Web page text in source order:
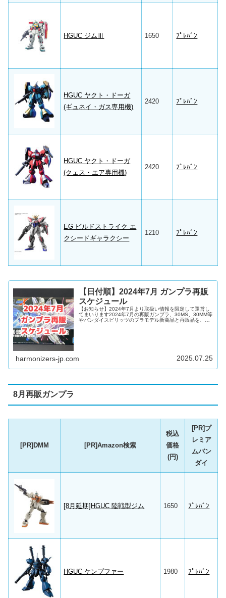
HGUC ジムⅢ 1650 ﾌﾟﾚﾊﾞﾝ
HGUC ヤクト・ドーガ
(ギュネイ・ガス専用機)
2420 ﾌﾟﾚﾊﾞﾝ
HGUC ヤクト・ドーガ
(クェス・エア専用機)
2420 ﾌﾟﾚﾊﾞﾝ
EG ビルドストライク エ
クシードギャラクシー
1210 ﾌﾟﾚﾊﾞﾝ
【日付順】2024年7月 ガンプラ再販
スケジュール
【お知らせ】2024年7月より取扱い情報を限定して運営し
てまいります2024年7月の再販ガンプラ、30MS、30MM等
やバンダイスピリッツのプラモデル新商品と再販品を、日
harmonizers-jp.com 2025.07.25
8月再販ガンプラ
[PR]DMM [PR]Amazon検索
税込
価格
(円)
[PR]プ
レミア
ムバン
ダイ
[8月延期]HGUC 陸戦型ジム 1650 ﾌﾟﾚﾊﾞﾝ
HGUC ケンプファー 1980 ﾌﾟﾚﾊﾞﾝ